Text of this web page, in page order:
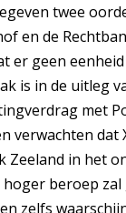
twee
en de
er geen
is in de uitleg
met
verwachten dat
Zeeland in het
beroep zal
zelfs